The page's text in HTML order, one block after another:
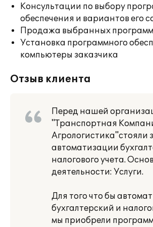
Консультации по выбору
обеспечения и вариантов его
Продажа выбранных
Установка программного
компьютеры заказчика
Отзыв клиента
Перед нашей
"Транспортная
Агрологистика"стояли
автоматизации
налогового учета.
деятельности: Услуги.
Для того что бы
бухгалтерский и
мы приобрели